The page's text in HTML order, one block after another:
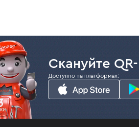
Скануйте
Доступно на платформах: